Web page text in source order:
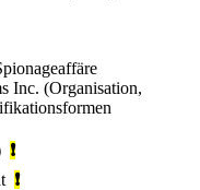
Inc. (Organisation,
❗
❗